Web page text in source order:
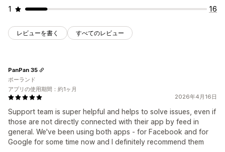
1
16
レビューを書く すべてのレビュー
2026年4月16日
Support team is super helpful and helps to solve issues, even if
those are not directly connected with their app by feed in
general. We've been using both apps - for Facebook and for
Google for some time now and I definitely recommend them
PanPan 35
ポーランド
アプリの使用期間：約1ヶ月